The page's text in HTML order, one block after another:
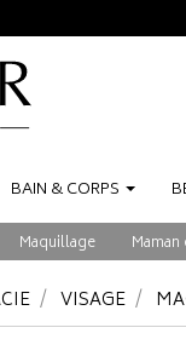
BAIN &CORPS
Maquillage
VISAGE